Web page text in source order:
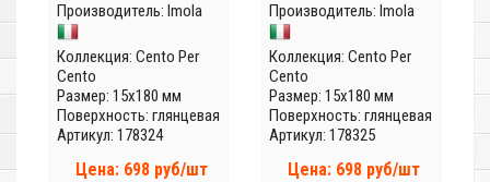
Производитель: Imola
Коллекция: Cento Per
Cento
Размер: 15x180 мм
Поверхность: глянцевая
Артикул: 178324
Цена: 698 руб/шт
Производитель: Imola
Коллекция: Cento Per
Cento
Размер: 15x180 мм
Поверхность: глянцевая
Артикул: 178325
Цена: 698 руб/шт